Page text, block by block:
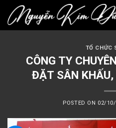
content
TỔ CHỨC
CÔNG TY
ĐẶT SÂN
POSTED ON 02/